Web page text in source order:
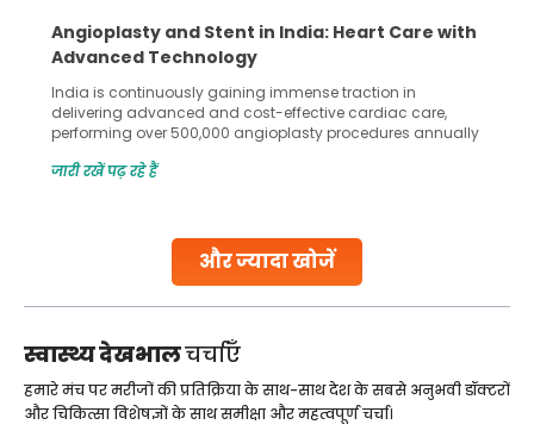
और ज्यादा खोजें
5 Essential Steps for Effective Human Sperm
Collection and Processing Methods
Human sperm collection and processing are critical steps
in advanced reproductive techniques like In Vitro
Fertilization (IVF) and intrauterine insemination (IUI). These
challenges and help couples achieve their dream of
collected, they process the
जारी रखें पढ़ रहे हैं
स्वास्थ्य देखभालचर्चाएँ
हमारे मंच पर मरीजों की प्रतिक्रिया के साथ-साथ देश के सबसे अनुभवी डॉक्टरों
और चिकित्सा विशेषज्ञों के साथ समीक्षा और महत्वपूर्ण चर्चा।